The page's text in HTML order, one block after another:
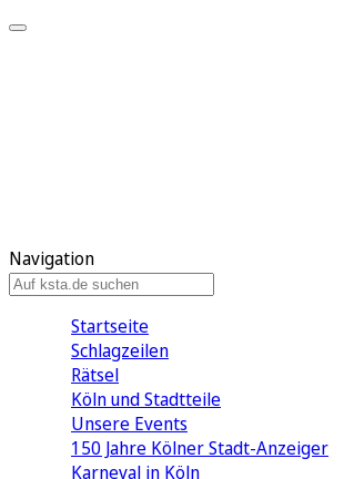
Navigation
Startseite
Schlagzeilen
Rätsel
Köln und Stadtteile
Unsere Events
150 Jahre Kölner Stadt-Anzeiger
Karneval in Köln